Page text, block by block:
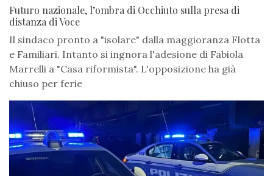
Futuro nazionale, l’ombra di Occhiuto sulla presa di
distanza di Voce
Il sindaco pronto a "isolare" dalla maggioranza Flotta
e Familiari. Intanto si ingnora l'adesione di Fabiola
Marrelli a "Casa riformista". L'opposizione ha già
chiuso per ferie